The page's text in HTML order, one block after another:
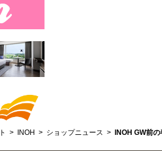
> INOH > ショップニュース > INOH GW前